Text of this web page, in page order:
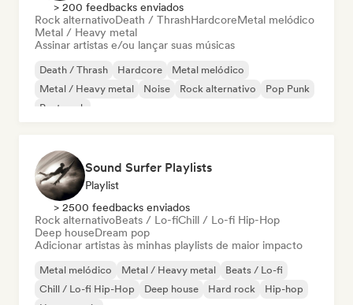
> 200 feedbacks enviados
Rock alternativoDeath / ThrashHardcoreMetal melódico
Metal / Heavy metal
Assinar artistas e/ou lançar suas músicas
Death / Thrash Hardcore
Metal melódico
Metal / Heavy metal
Noise Rock alternativo
Pop Punk
Post punk
Sound Surfer Playlists
Playlist
> 2500 feedbacks enviados
Rock alternativoBeats / Lo-fiChill / Lo-fi Hip-Hop
Deep houseDream pop
Adicionar artistas às minhas playlists de maior impacto
Metal melódico Metal / Heavy metal
Beats / Lo-fi
Chill / Lo-fi Hip-Hop
Deep house Hard rock
Hip-hop